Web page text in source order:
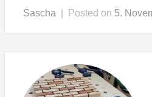
Sascha Posted on 5.